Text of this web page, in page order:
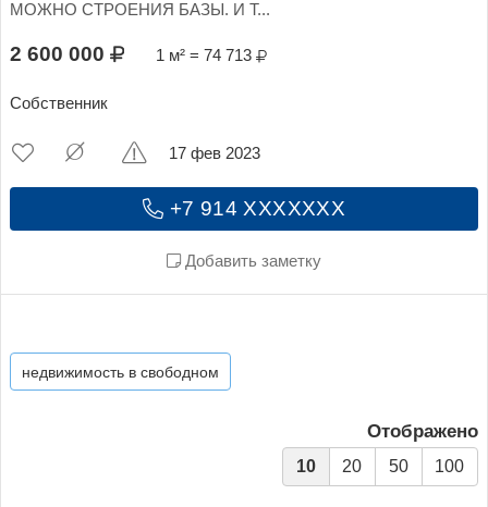
МОЖНО СТРОЕНИЯ БАЗЫ. И Т...
2 600 000 1 м² = 74 713
Собственник
+7 914 XXXXXXX
Добавить заметку
17 фев 2023
недвижимость в свободном
Отображено
10 20 50 100